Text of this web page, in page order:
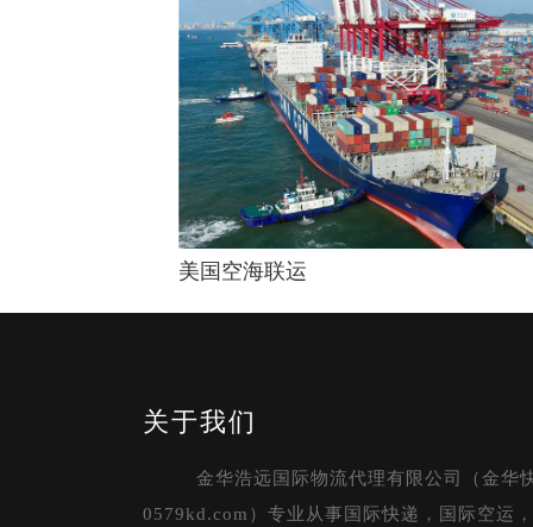
美国空海联运
关于我们
金华浩远国际物流代理有限公司（金华
0579kd.com）专业从事国际快递，国际空运